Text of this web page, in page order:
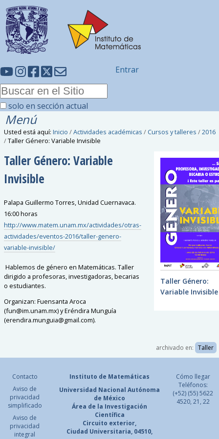
solo en sección actual
Entrar
Menú
Usted está aquí: Inicio /Actividades académicas / Cursos y talleres /2016
/Taller Género: Variable Invisible
Taller Género: Variable
Invisible
Palapa Guillermo Torres, Unidad Cuernavaca.
16:00 horas
http://www.matem.unam.mx/actividades/otras-
actividades/eventos-2016/taller-genero-
variable-invisible/
Hablemos de género en Matemáticas. Taller
dirigido a profesoras, investigadoras, becarias
o estudiantes.
Organizan: Fuensanta Aroca
(fun@im.unam.mx) y Eréndira Munguía
(erendira.munguia@gmail.com).
Taller Género:
Variable Invisible
archivado en: Taller
Contacto
Aviso de
privacidad
simplificado
Aviso de
privacidad
integral
Instituto de Matemáticas
Universidad Nacional Autónoma
de México
Área de la Investigación
Científica
Circuito exterior,
Ciudad Universitaria, 04510,
Cómo llegar
Teléfonos:
(+52) (55) 5622
4520, 21, 22